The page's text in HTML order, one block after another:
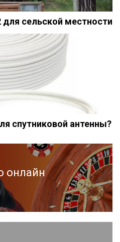
сельской местности
спутниковой антенны?
онлайн